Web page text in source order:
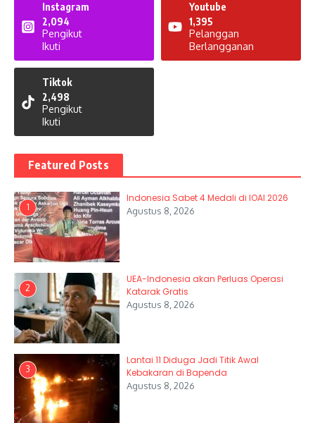
Instagram
2,094
Pengikut
Ikuti
Youtube
1,395
Pelanggan
Berlangganan
Tiktok
2,498
Pengikut
Ikuti
Featured Posts
1
Indonesia Sabet 4 Medali di IOAI 2026
Agustus 8, 2026
2
UEA-Indonesia akan Perluas Operasi
Katarak Gratis
Agustus 8, 2026
3
Lantai 11 Diduga Jadi Titik Awal
Kebakaran di Bapenda
Agustus 8, 2026